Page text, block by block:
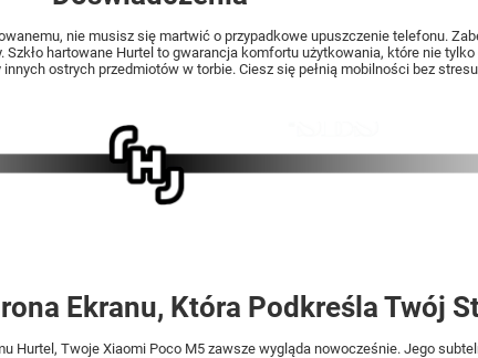
nie musisz się martwić o przypadkowe upuszczenie telefonu.
hartowane Hurtel to gwarancja komfortu użytkowania, które nie
ostrych przedmiotów w torbie. Ciesz się pełnią mobilności bez
Ekranu, Która Podkreśla Twój
Hurtel, Twoje Xiaomi Poco M5 zawsze wygląda nowocześnie. Jego